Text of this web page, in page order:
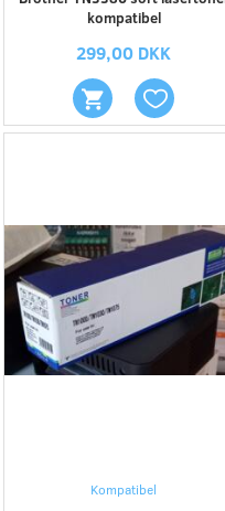
kompatibel
299,00 DKK
Kompatibel